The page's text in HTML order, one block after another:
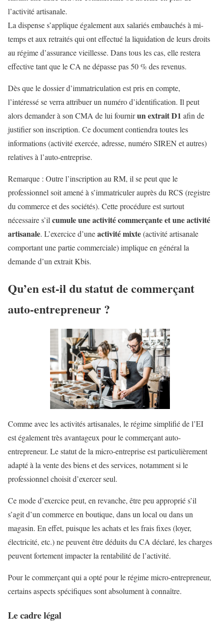
l’activité artisanale.
La dispense s’applique également aux salariés embauchés à mi-
temps et aux retraités qui ont effectué la liquidation de leurs droits
au régime d’assurance vieillesse. Dans tous les cas, elle restera
effective tant que le CA ne dépasse pas 50 % des revenus.
Dès que le dossier d’immatriculation est pris en compte,
l’intéressé se verra attribuer un numéro d’identification. Il peut
alors demander à son CMA de lui fournirun extrait D1 afin de
justifier son inscription. Ce document contiendra toutes les
informations (activité exercée, adresse, numéro SIREN et autres)
relatives à l’auto-entreprise.
Remarque : Outre l’inscription au RM, il se peut que le
professionnel soit amené à s’immatriculer auprès du RCS (registre
du commerce et des sociétés). Cette procédure est surtout
nécessaire s’il cumule une activité commerçante et une activité
artisanale. L’exercice d’uneactivité mixte(activité artisanale
comportant une partie commerciale) implique en général la
demande d’un extrait Kbis.
Qu’en est-il du statut de commerçant
auto-entrepreneur ?
Comme avec les activités artisanales, le régime simplifié de l’EI
est également très avantageux pour le commerçant auto-
entrepreneur. Le statut de la micro-entreprise est particulièrement
adapté à la vente des biens et des services, notamment si le
professionnel choisit d’exercer seul.
Ce mode d’exercice peut, en revanche, être peu approprié s’il
s’agit d’un commerce en boutique, dans un local ou dans un
magasin. En effet, puisque les achats et les frais fixes (loyer,
électricité, etc.) ne peuvent être déduits du CA déclaré, les charges
peuvent fortement impacter la rentabilité de l’activité.
Pour le commerçant qui a opté pour le régime micro-entrepreneur,
certains aspects spécifiques sont absolument à connaître.
Le cadre légal